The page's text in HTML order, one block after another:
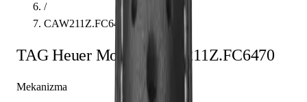
/
CAW211Z.FC6470
TAG Heuer Monaco CAW211Z.FC6470
Mekanizma